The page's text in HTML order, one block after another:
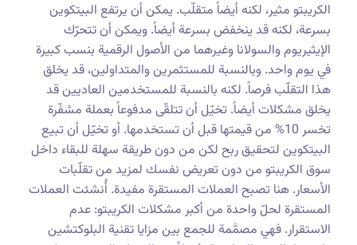
الكريبتو مثير، لكنه أيضاً متقلّب. يمكن أن يرتفع البيتكوين
بسرعة، لكنه قد ينخفض بسرعة أيضاً. ويمكن أن تتحرّك
الإيثيريوم والسولانا وغيرهما من الأصول الرقمية بنسب كبيرة
في يوم واحد. وبالنسبة للمستثمرين والمتداولين، قد يخلق
هذا التقلّب فرصاً. لكنه بالنسبة للمستخدمين العاديين قد
يخلق مشكلات أيضاً. تخيّل أن تتلقّى مدفوعاً بعملة مشفّرة
تخسر 10% من قيمتها قبل أن تستخدمها. أو تخيّل أن تبيع
البيتكوين لتحقيق ربح لكن من دون طريقة سهلة للبقاء داخل
سوق الكريبتو من دون تعريض نفسك لمزيد من تقلّبات
الأسعار. هنا تصبح العملات المستقرة مفيدة. أُنشئت العملات
المستقرة لحلّ واحدة من أكبر مشكلات الكريبتو: عدم
الاستقرار. فهي مصمَّمة للجمع بين مزايا تقنية البلوكتشين